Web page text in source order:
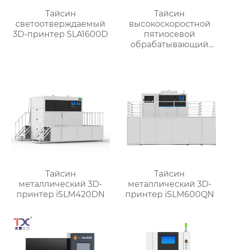
Тайсин
светоотверждаемый
3D-принтер SLA1600D
Тайсин
высокоскоростной
пятиосевой
обрабатывающий
Тайсин
металлический 3D-
принтер iSLM420DN
Тайсин
металлический 3D-
принтер iSLM600QN